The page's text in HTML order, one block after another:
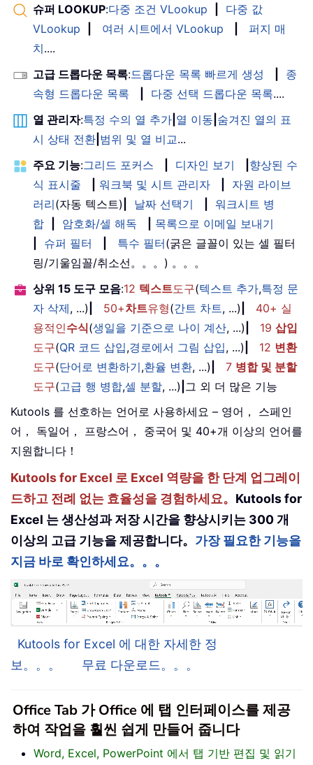
슈퍼 LOOKUP:다중 조건 VLookup
다중 값
VLookup
여러 시트에서 VLookup
퍼지 매
치....
고급 드롭다운 목록:드롭다운 목록 빠르게 생성
종
속형 드롭다운 목록
다중 선택 드롭다운 목록....
열 관리자:특정 수의 열 추가 열 이동 숨겨진 열의 표
시 상태 전환 범위 및 열 비교...
주요 기능:그리드 포커스 디자인 보기
향상된 수
식 표시줄
워크북 및 시트 관리자
자원 라이브
러리(자동 텍스트) 날짜 선택기
워크시트 병
합
암호화/셀 해독
목록으로 이메일 보내기
슈퍼 필터 특수 필터(굵은 글꼴이 있는 셀 필터
링/기울임꼴/취소선。。。) 。。。
상위 15 도구 모음:12 텍스트도구(텍스트 추가,특정 문
자 삭제, ...) 50+차트유형(간트 차트, ...)
40+ 실
용적인수식(생일을 기준으로 나이 계산, ...) 19 삽입
도구(QR 코드 삽입,경로에서 그림 삽입, ...) 12 변환
도구(단어로 변환하기,환율 변환, ...) 7 병합 및 분할
도구(고급 행 병합,셀 분할, ...) 그 외 더 많은 기능
Kutools 를 선호하는 언어로 사용하세요 – 영어， 스페인
어， 독일어， 프랑스어， 중국어 및 40+개 이상의 언어를
지원합니다！
Kutools for Excel 로 Excel 역량을 한 단계 업그레이
드하고 전례 없는 효율성을 경험하세요。 Kutools for
Excel 는 생산성과 저장 시간을 향상시키는 300 개
이상의 고급 기능을 제공합니다。 가장 필요한 기능을
지금 바로 확인하세요。。。
Kutools for Excel 에 대한 자세한 정
보。。。
무료 다운로드。。。
Office Tab 가 Office 에 탭 인터페이스를 제공
하여 작업을 훨씬 쉽게 만들어 줍니다
Word, Excel, PowerPoint 에서 탭 기반 편집 및 읽기